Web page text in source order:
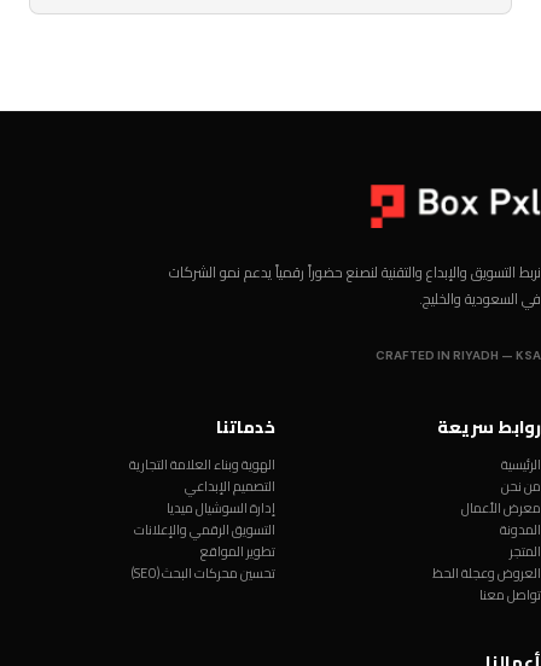
نربط التسويق والإبداع والتقنية لنصنع حضوراً رقمياً يدعم نمو الشركات
في السعودية والخليج.
CRAFTED IN RIYADH — KSA
روابط سريعة
الرئيسية
من نحن
معرض الأعمال
المدونة
المتجر
العروض وعجلة الحظ
تواصل معنا
خدماتنا
الهوية وبناء العلامة التجارية
التصميم الإبداعي
إدارة السوشيال ميديا
التسويق الرقمي والإعلانات
تطوير المواقع
تحسين محركات البحث (SEO)